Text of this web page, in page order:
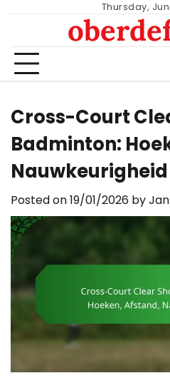
Thursday,
Cross-Court
Badminton:
Nauwkeurigheid
Posted on19/01/2026 by